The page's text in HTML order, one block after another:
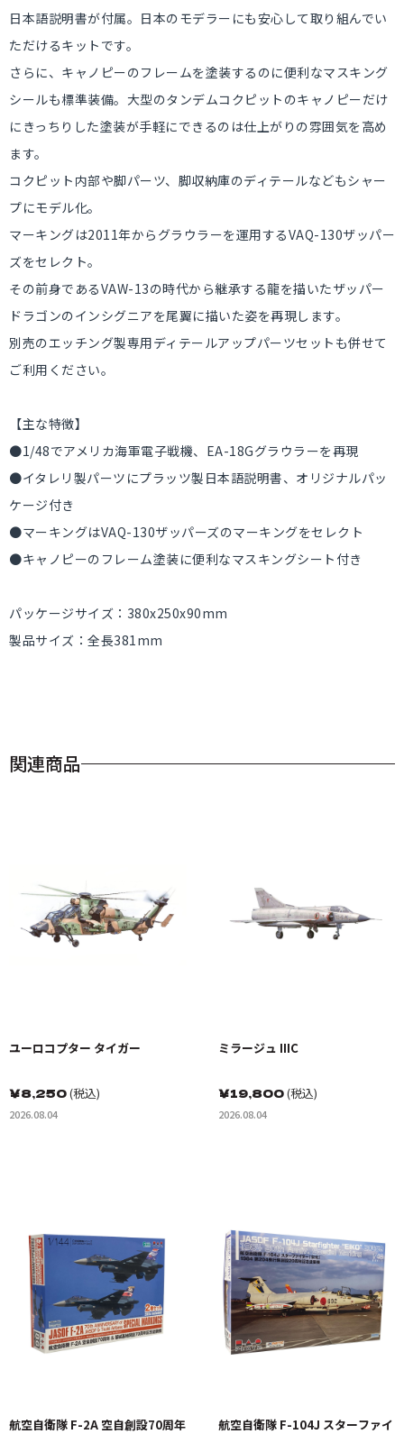
日本語説明書が付属。日本のモデラーにも安心して取り組んでい
ただけるキットです。
さらに、キャノピーのフレームを塗装するのに便利なマスキング
シールも標準装備。大型のタンデムコクピットのキャノピーだけ
にきっちりした塗装が手軽にできるのは仕上がりの雰囲気を高め
ます。
コクピット内部や脚パーツ、脚収納庫のディテールなどもシャー
プにモデル化。
マーキングは2011年からグラウラーを運用するVAQ-130ザッパー
ズをセレクト。
その前身であるVAW-13の時代から継承する龍を描いたザッパー
ドラゴンのインシグニアを尾翼に描いた姿を再現します。
別売のエッチング製専用ディテールアップパーツセットも併せて
ご利用ください。
【主な特徴】
●1/48でアメリカ海軍電子戦機、EA-18Gグラウラーを再現
●イタレリ製パーツにプラッツ製日本語説明書、オリジナルパッ
ケージ付き
●マーキングはVAQ-130ザッパーズのマーキングをセレクト
●キャノピーのフレーム塗装に便利なマスキングシート付き
パッケージサイズ：380x250x90mm
製品サイズ：全長381mm
関連商品
ユーロコプター タイガー
￥8,250(税込)
2026.08.04
ミラージュ IIIC
￥19,800(税込)
2026.08.04
航空自衛隊 F-2A 空自創設70周年
航空自衛隊 F-104J スターファイ